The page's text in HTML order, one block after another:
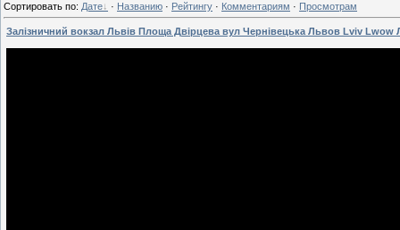
Сортировать по: Дате · Названию · Рейтингу · Комментариям · Просмотрам
Залізничний вокзал Львів Площа Двірцева вул Чернівецька Львов Lviv Lwow